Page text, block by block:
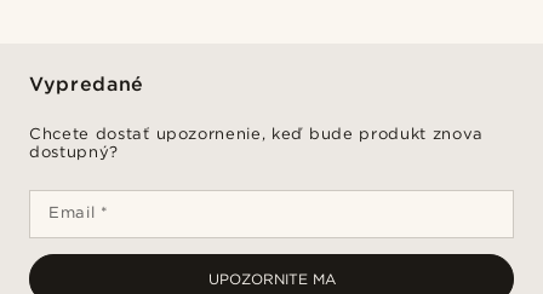
Vypredané
Chcete dostať upozornenie, keď bude produkt znova
dostupný?
Email *
UPOZORNITE MA